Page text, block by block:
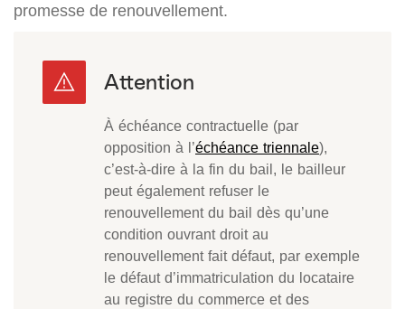
promesse de renouvellement.
À échéance contractuelle (par
opposition à l’échéance triennale),
c’est-à-dire à la fin du bail, le bailleur
peut également refuser le
renouvellement du bail dès qu’une
condition ouvrant droit au
renouvellement fait défaut, par exemple
le défaut d’immatriculation du locataire
au registre du commerce et des